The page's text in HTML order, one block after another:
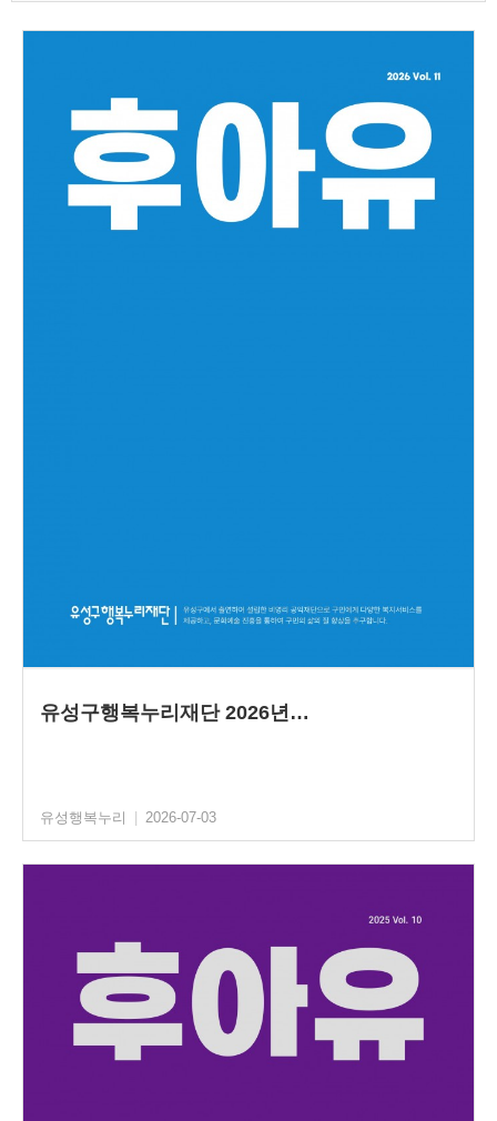
유성구행복누리재단 2026년…
유성행복누리 2026-07-03